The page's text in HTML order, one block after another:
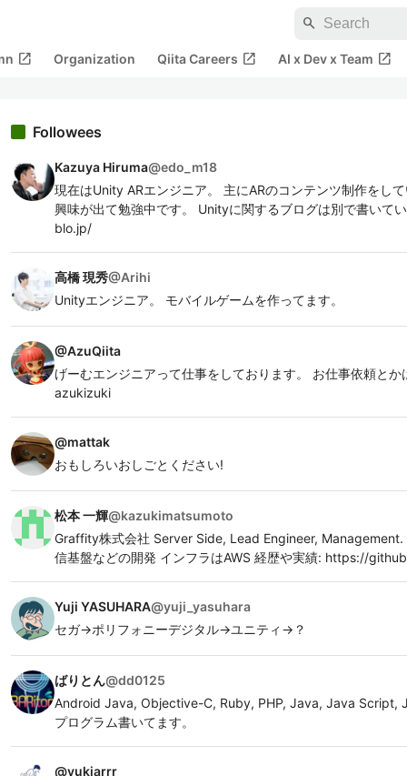
search
open_in_new Organization Qiita Careers open_in_new AI x Dev x Team open_in_new
Followees
Kazuya Hiruma@edo_m18
現在はUnity ARエンジニア。 主にARのコンテンツ制作をし
興味が出て勉強中です。 Unityに関するブログは別で書い
blo.jp/
高橋 現秀@Arihi
Unityエンジニア。 モバイルゲームを作ってます。
@AzuQiita
げーむエンジニアって仕事をしております。 お仕事依頼と
azukizuki
@mattak
おもしろいおしごとください!
松本 一輝@kazukimatsumoto
Graffity株式会社 Server Side, Lead Engineer, Management.
信基盤などの開発 インフラはAWS 経歴や実績: https://
Yuji YASUHARA@yuji_yasuhara
セガ→ポリフォニーデジタル→ユニティ→？
ばりとん@dd0125
Android Java, Objective-C, Ruby, PHP, Java, Java Script,
プログラム書いてます。
@yukiarrr